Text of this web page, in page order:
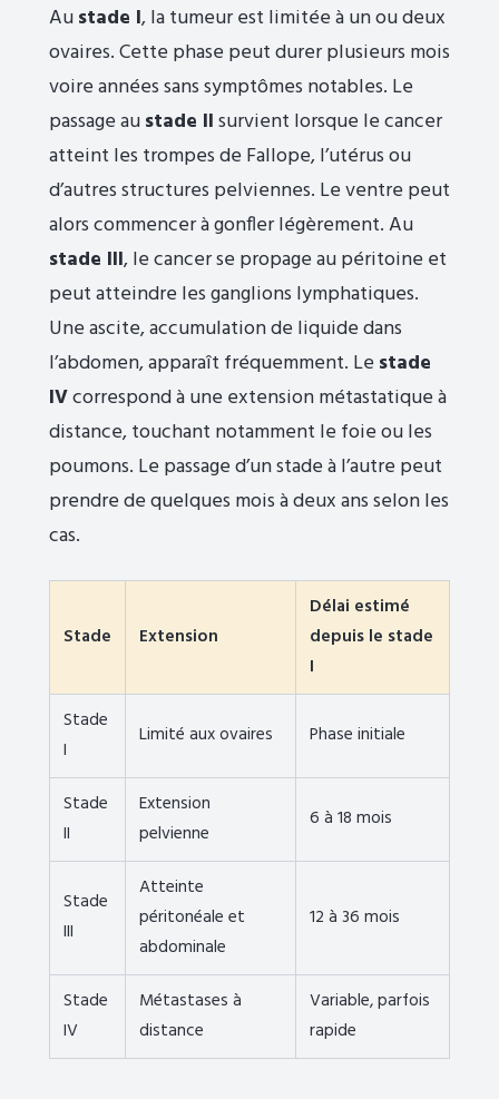
Austade I, la tumeur est limitée à un ou deux
ovaires. Cette phase peut durer plusieurs mois
voire années sans symptômes notables. Le
passage austade IIsurvient lorsque le cancer
atteint les trompes de Fallope, l’utérus ou
d’autres structures pelviennes. Le ventre peut
alors commencer à gonfler légèrement. Au
stade III, le cancer se propage au péritoine et
peut atteindre les ganglions lymphatiques.
Une ascite, accumulation de liquide dans
l’abdomen, apparaît fréquemment. Le stade
IVcorrespond à une extension métastatique à
distance, touchant notamment le foie ou les
poumons. Le passage d’un stade à l’autre peut
prendre de quelques mois à deux ans selon les
cas.
Stade Extension
Délai estimé
depuis le stade
I
Stade
I
Limité aux ovaires Phase initiale
Stade
II
Extension
pelvienne
6 à 18 mois
Stade
III
Atteinte
péritonéale et
abdominale
12 à 36 mois
Stade
IV
Métastases à
distance
Variable, parfois
rapide